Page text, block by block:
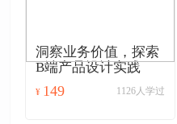
洞察业务价值，探索
B端产品设计实践
¥ 149 1126人学过